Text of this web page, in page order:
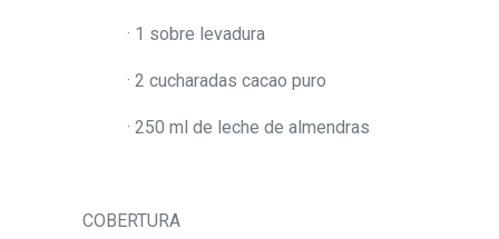
· 1 sobre levadura
· 2 cucharadas cacao puro
· 250 ml de leche de almendras
COBERTURA